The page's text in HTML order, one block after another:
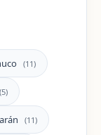
(11)
(5)
(11)